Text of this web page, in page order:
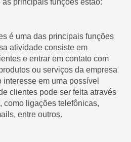
principais funções estão:
é uma das principais funções
atividade consiste em
e entrar em contato com
ou serviços da empresa
em uma possível
clientes pode ser feita através
como ligações telefônicas,
entre outros.